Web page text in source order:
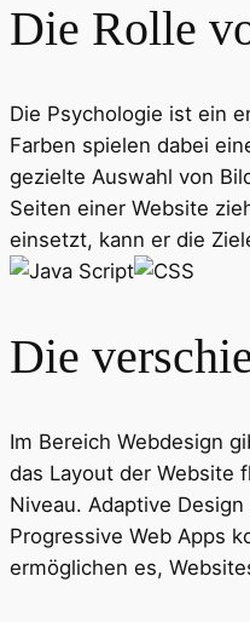
Die Rolle
Die Psychologie ist ein
Farben spielen dabei
gezielte Auswahl von
Seiten einer Website
einsetzt, kann er die
Die
Im Bereich Webdesign
das Layout der Website
Niveau. Adaptive
Progressive Web Apps
ermöglichen es,